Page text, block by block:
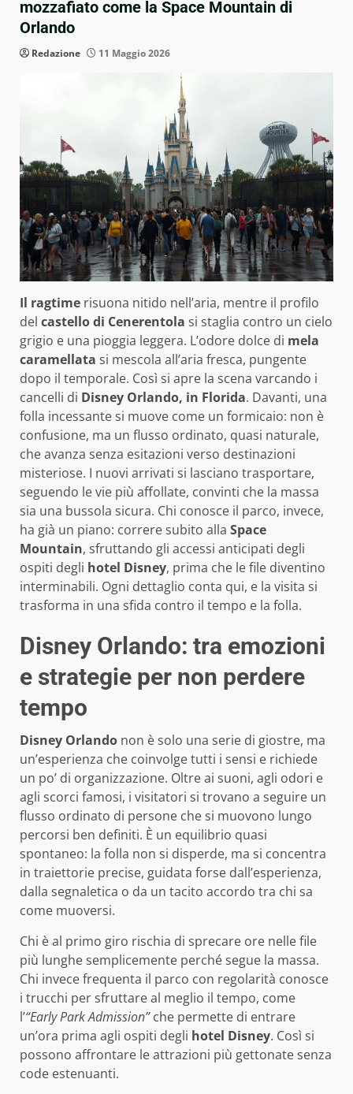
mozzafiato come la Space Mountain di
Orlando
Redazione 11 Maggio 2026
Il ragtime risuona nitido nell’aria, mentre il profilo
del castello di Cenerentola si staglia contro un cielo
grigio e una pioggia leggera. L’odore dolce di mela
caramellata si mescola all’aria fresca, pungente
dopo il temporale. Così si apre la scena varcando i
cancelli di Disney Orlando, in Florida. Davanti, una
folla incessante si muove come un formicaio: non è
confusione, ma un flusso ordinato, quasi naturale,
che avanza senza esitazioni verso destinazioni
misteriose. I nuovi arrivati si lasciano trasportare,
seguendo le vie più affollate, convinti che la massa
sia una bussola sicura. Chi conosce il parco, invece,
ha già un piano: correre subito alla Space
Mountain, sfruttando gli accessi anticipati degli
ospiti degli hotel Disney, prima che le file diventino
interminabili. Ogni dettaglio conta qui, e la visita si
trasforma in una sfida contro il tempo e la folla.
Disney Orlando: tra emozioni
e strategie per non perdere
tempo
Disney Orlando non è solo una serie di giostre, ma
un’esperienza che coinvolge tutti i sensi e richiede
un po’ di organizzazione. Oltre ai suoni, agli odori e
agli scorci famosi, i visitatori si trovano a seguire un
flusso ordinato di persone che si muovono lungo
percorsi ben definiti. È un equilibrio quasi
spontaneo: la folla non si disperde, ma si concentra
in traiettorie precise, guidata forse dall’esperienza,
dalla segnaletica o da un tacito accordo tra chi sa
come muoversi.
Chi è al primo giro rischia di sprecare ore nelle file
più lunghe semplicemente perché segue la massa.
Chi invece frequenta il parco con regolarità conosce
i trucchi per sfruttare al meglio il tempo, come
l’“Early Park Admission”che permette di entrare
un’ora prima agli ospiti degli hotel Disney. Così si
possono affrontare le attrazioni più gettonate senza
code estenuanti.